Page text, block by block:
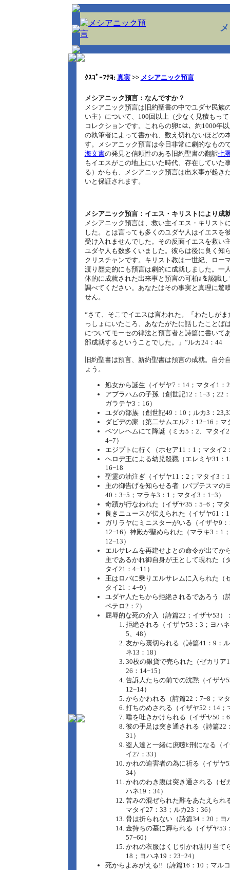
ｸｽｺﾟｰﾌﾃﾖ: 真実>> メシアニック預言
メシアニック預言：なんですか？
メシアニック預言は旧約聖書の中でユダヤ民族
い主）について、100回以上（少なく見積もっ
コレクションです。これらの卵ｪは、約1000年
の執筆者によって書かれ、数え切れないほどの
す。メシアニック預言は今日非常に劇的なもの
海文書の発見と信頼性のある旧約聖書の翻訳七
もイエスがこの地上にいた時代、存在していた
る）からも、メシアニック預言は出来事が起き
いと保証されます。
メシアニック預言：イエス・キリストにより成
メシアニック預言は、救い主イエス・キリスト
した。とは言っても多くのユダヤ人はイエスを
受け入れませんでした。その反面イエスを救い
ユダヤ人も数多くいました。彼らは後に良く知
クリスチャンです。キリスト教は一世紀、ロー
渡り歴史的にも預言は劇的に成就しました。一
体的に成就された出来事と預言の可柏ｫを認識
調べてください。あなたはその事実と真理に驚
せん。
“さて、そこでイエスは言われた。「わたしが
っしょにいたころ、あなたがたに話したことば
についてモーセの律法と預言者と詩篇に書いて
部成就するということでした。」”ルカ24：44
旧約聖書は預言、新約聖書は預言の成就。自分
ょう。
処女から誕生（イザヤ7：14；マタイ1：
アブラハムの子孫（創世記12：1−3；22
ガラテヤ3：16）
ユダの部族（創世記49：10；ルカ3：
ダビデの家（第二サムエル7：12−16；マ
ベツレヘムにて降誕（ミカ5：2、マタイ
4−7）
エジプトに行く（ホセア11：1；マタイ2
ヘロデ王による幼児殺戮（エレミヤ31：
16−18
聖霊の油注ぎ（イザヤ11：2；マタイ3：
主の御告げを知らせる者（バプテスマの
40：3−5；マラキ3：1；マタイ3：1−3）
奇蹟が行なわれた（イザヤ35：5−6；マ
良きニュースが伝えられた（イザヤ61：
ガリラヤにミニスターがいる（イザヤ9
12−16）神殿が聖められた（マラキ3：1
12−13）
エルサレムを再建せよとの命令が出てか
主であるかれ御自身が王として現れた（
タイ21：4−11）
王はロバに乗りエルサレムに入られた（
タイ21：4−9）
ユダヤ人たちから拒絶されるであろう（
ペテロ2：7）
屈辱的な死の介入（詩篇22；イザヤ53）
拒絶される（イザヤ53：3；ヨハ
5、48）
友から裏切られる（詩篇41：9；
ネ13：18）
30枚の銀貨で売られた（ゼカリア
26：14−15）
告訴人たちの前での沈黙（イザヤ
12−14）
からかわれる（詩篇22：7−8；マ
打ちのめされる（イザヤ52：14；
唾を吐きかけられる（イザヤ50：
彼の手足は突き通される（詩篇22
31）
盗人達と一緒に庶嚔ﾋ刑になる（
イ27：33）
かれの迫害者の為に祈る（イザヤ
34）
かれのわき腹は突き通される（ゼ
ハネ19：34）
苦みの混ぜられた酢をあたえられ
マタイ27：33；ルカ23：36）
骨は折られない（詩篇34：20；ヨ
金持ちの墓に葬られる（イザヤ53
57−60）
かれの衣服はくじ引かれ割り当て
18；ヨハネ19：23−24）
死からよみがえる!!（詩篇16：10；マル